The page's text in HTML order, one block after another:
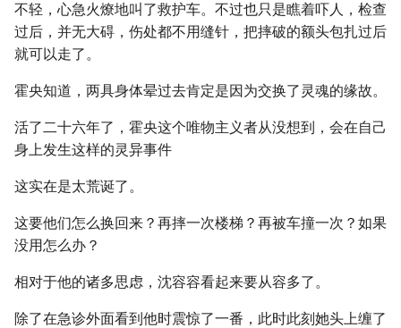
不轻，心急火燎地叫了救护车。不过也只是瞧着吓人，检查
过后，并无大碍，伤处都不用缝针，把摔破的额头包扎过后
就可以走了。
霍央知道，两具身体晕过去肯定是因为交换了灵魂的缘故。
活了二十六年了，霍央这个唯物主义者从没想到，会在自己
身上发生这样的灵异事件
这实在是太荒诞了。
这要他们怎么换回来？再摔一次楼梯？再被车撞一次？如果
没用怎么办？
相对于他的诸多思虑，沈容容看起来要从容多了。
除了在急诊外面看到他时震惊了一番，此时此刻她头上缠了